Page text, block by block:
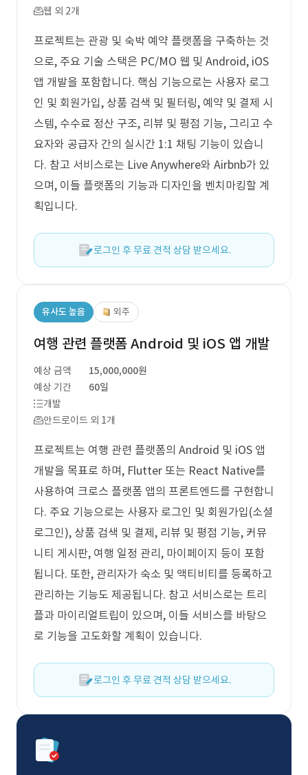
웹 외 2개
프로젝트는 관광 및 숙박 예약 플랫폼을 구축하는 것
으로, 주요 기술 스택은 PC/MO 웹 및 Android, iOS
앱 개발을 포함합니다. 핵심 기능으로는 사용자 로그
인 및 회원가입, 상품 검색 및 필터링, 예약 및 결제 시
스템, 수수료 정산 구조, 리뷰 및 평점 기능, 그리고 수
요자와 공급자 간의 실시간 1:1 채팅 기능이 있습니
다. 참고 서비스로는 Live Anywhere와 Airbnb가 있
으며, 이들 플랫폼의 기능과 디자인을 벤치마킹할 계
획입니다.
로그인 후 무료 견적 상담 받으세요.
유사도 높음 외주
여행 관련 플랫폼 Android 및 iOS 앱 개발
예상 금액
15,000,000원
예상 기간
60일
개발
안드로이드 외 1개
프로젝트는 여행 관련 플랫폼의 Android 및 iOS 앱
개발을 목표로 하며, Flutter 또는 React Native를
사용하여 크로스 플랫폼 앱의 프론트엔드를 구현합니
다. 주요 기능으로는 사용자 로그인 및 회원가입(소셜
로그인), 상품 검색 및 결제, 리뷰 및 평점 기능, 커뮤
니티 게시판, 여행 일정 관리, 마이페이지 등이 포함
됩니다. 또한, 관리자가 숙소 및 액티비티를 등록하고
관리하는 기능도 제공됩니다. 참고 서비스로는 트리
플과 마이리얼트립이 있으며, 이들 서비스를 바탕으
로 기능을 고도화할 계획이 있습니다.
로그인 후 무료 견적 상담 받으세요.